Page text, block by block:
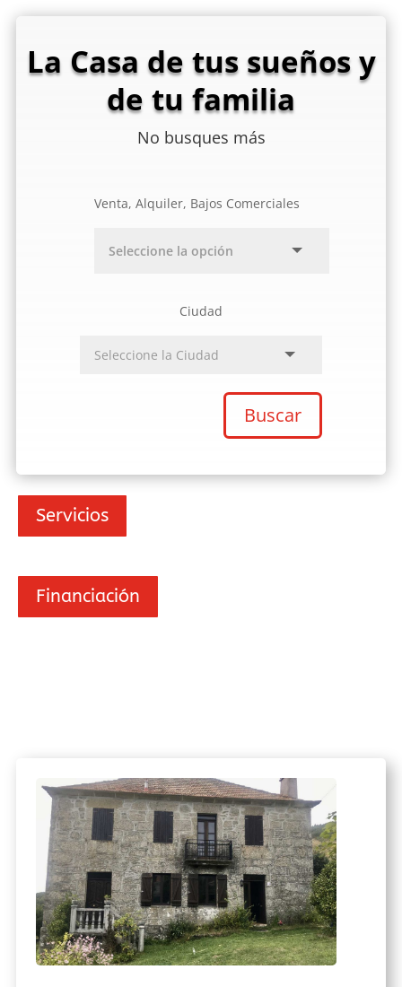
La Casa de tus sueños y
de tu familia
No busques más
Venta, Alquiler, Bajos Comerciales
Ciudad
Buscar
Servicios
Financiación